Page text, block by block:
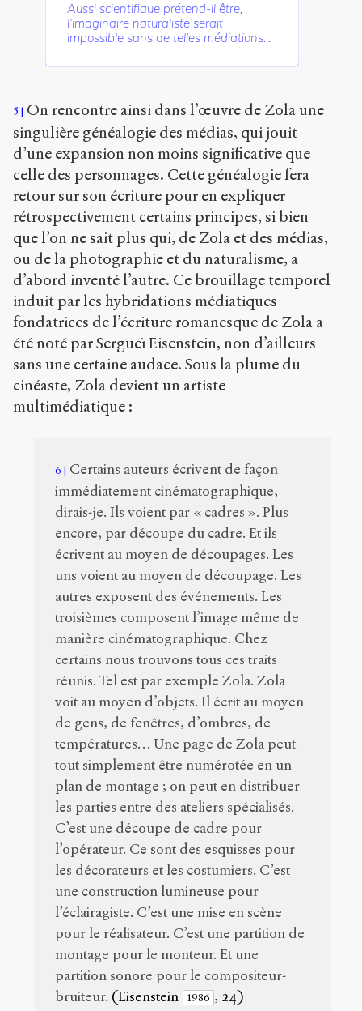
Aussi scientifique prétend-il être,
l’imaginaire naturaliste serait
impossible sans de telles médiations…
5
On rencontre ainsi dans l’œuvre de Zola une
singulière généalogie des médias, qui jouit
d’une expansion non moins significative que
celle des personnages. Cette généalogie fera
retour sur son écriture pour en expliquer
rétrospectivement certains principes, si bien
que l’on ne sait plus qui, de Zola et des médias,
ou de la photographie et du naturalisme, a
d’abord inventé l’autre. Ce brouillage temporel
induit par les hybridations médiatiques
fondatrices de l’écriture romanesque de Zola a
été noté par Sergueï Eisenstein, non d’ailleurs
sans une certaine audace. Sous la plume du
cinéaste, Zola devient un artiste
multimédiatique :
6
Certains auteurs écrivent de façon
immédiatement cinématographique,
dirais-je. Ils voient par « cadres ». Plus
encore, par découpe du cadre. Et ils
écrivent au moyen de découpages. Les
uns voient au moyen de découpage. Les
autres exposent des événements. Les
troisièmes composent l’image même de
manière cinématographique. Chez
certains nous trouvons tous ces traits
réunis. Tel est par exemple Zola. Zola
voit au moyen d’objets. Il écrit au moyen
de gens, de fenêtres, d’ombres, de
températures… Une page de Zola peut
tout simplement être numérotée en un
plan de montage ; on peut en distribuer
les parties entre des ateliers spécialisés.
C’est une découpe de cadre pour
l’opérateur. Ce sont des esquisses pour
les décorateurs et les costumiers. C’est
une construction lumineuse pour
l’éclairagiste. C’est une mise en scène
pour le réalisateur. C’est une partition de
montage pour le monteur. Et une
partition sonore pour le compositeur-
bruiteur. (Eisenstein 1986 , 24)